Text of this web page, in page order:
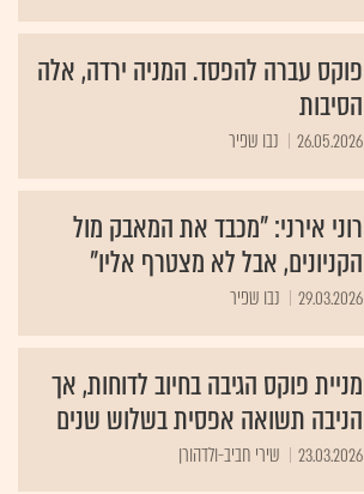
פוקס עברה להפסד. המניה ירדה, אלה
הסיבות
26.05.2026 נבו שפיר
רוני אירני: "מכבד את המאבק מול
הקניונים, אבל לא מצטרף אליו"
29.03.2026 נבו שפיר
מניית פוקס הגיבה בחיוב לדוחות, אך
הניבה תשואה אפסית בשלוש שנים
23.03.2026 שירי חביב-ולדהורן